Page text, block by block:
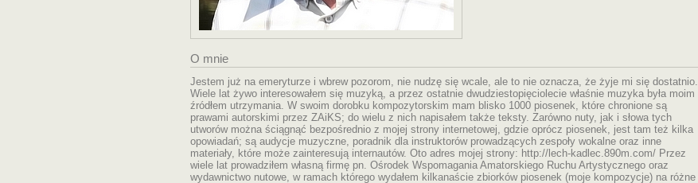
O mnie
Jestem już na emeryturze i wbrew pozorom, nie nudzę się wcale, ale to nie oznacza, że żyje mi się dostatnio.
Wiele lat żywo interesowałem się muzyką, a przez ostatnie dwudziestopięciolecie właśnie muzyka była moim
źródłem utrzymania. W swoim dorobku kompozytorskim mam blisko 1000 piosenek, które chronione są
prawami autorskimi przez ZAiKS; do wielu z nich napisałem także teksty. Zarówno nuty, jak i słowa tych
utworów można ściągnąć bezpośrednio z mojej strony internetowej, gdzie oprócz piosenek, jest tam też kilka
opowiadań; są audycje muzyczne, poradnik dla instruktorów prowadzących zespoły wokalne oraz inne
materiały, które może zainteresują internautów. Oto adres mojej strony: http://lech-kadlec.890m.com/ Przez
wiele lat prowadziłem własną firmę pn. Ośrodek Wspomagania Amatorskiego Ruchu Artystycznego oraz
wydawnictwo nutowe, w ramach którego wydałem kilkanaście zbiorków piosenek (moje kompozycje) na różne